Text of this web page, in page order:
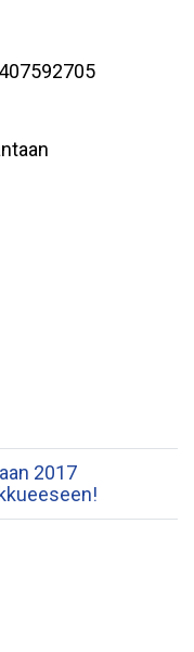
2017